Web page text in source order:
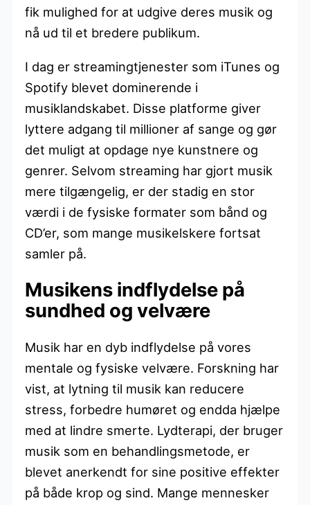
fik mulighed for at udgive deres musik og
nå ud til et bredere publikum.
I dag er streamingtjenester som iTunes og
Spotify blevet dominerende i
musiklandskabet. Disse platforme giver
lyttere adgang til millioner af sange og gør
det muligt at opdage nye kunstnere og
genrer. Selvom streaming har gjort musik
mere tilgængelig, er der stadig en stor
værdi i de fysiske formater som bånd og
CD’er, som mange musikelskere fortsat
samler på.
Musikens indflydelse på
sundhed og velvære
Musik har en dyb indflydelse på vores
mentale og fysiske velvære. Forskning har
vist, at lytning til musik kan reducere
stress, forbedre humøret og endda hjælpe
med at lindre smerte. Lydterapi, der bruger
musik som en behandlingsmetode, er
blevet anerkendt for sine positive effekter
på både krop og sind. Mange mennesker